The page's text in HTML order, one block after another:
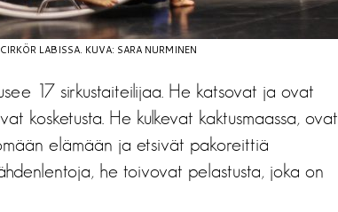
LABISSA. KUVA: SARA NURMINEN
17 sirkustaiteilijaa. He katsovat ja ovat
kosketusta. He kulkevat kaktusmaassa, ovat
elämään ja etsivät pakoreittiä
he toivovat pelastusta, joka on